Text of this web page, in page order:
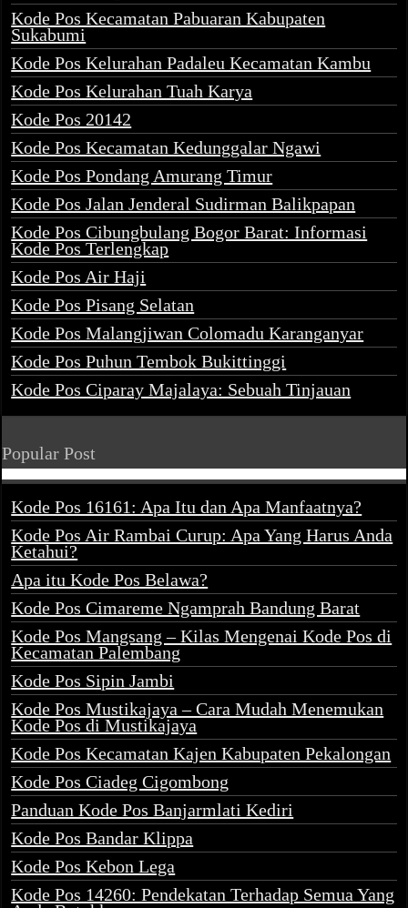
Kode Pos Kecamatan Pabuaran Kabupaten
Sukabumi
Kode Pos Kelurahan Padaleu Kecamatan Kambu
Kode Pos Kelurahan Tuah Karya
Kode Pos 20142
Kode Pos Kecamatan Kedunggalar Ngawi
Kode Pos Pondang Amurang Timur
Kode Pos Jalan Jenderal Sudirman Balikpapan
Kode Pos Cibungbulang Bogor Barat: Informasi
Kode Pos Terlengkap
Kode Pos Air Haji
Kode Pos Pisang Selatan
Kode Pos Malangjiwan Colomadu Karanganyar
Kode Pos Puhun Tembok Bukittinggi
Kode Pos Ciparay Majalaya: Sebuah Tinjauan
Popular Post
Kode Pos 16161: Apa Itu dan Apa Manfaatnya?
Kode Pos Air Rambai Curup: Apa Yang Harus Anda
Ketahui?
Apa itu Kode Pos Belawa?
Kode Pos Cimareme Ngamprah Bandung Barat
Kode Pos Mangsang – Kilas Mengenai Kode Pos di
Kecamatan Palembang
Kode Pos Sipin Jambi
Kode Pos Mustikajaya – Cara Mudah Menemukan
Kode Pos di Mustikajaya
Kode Pos Kecamatan Kajen Kabupaten Pekalongan
Kode Pos Ciadeg Cigombong
Panduan Kode Pos Banjarmlati Kediri
Kode Pos Bandar Klippa
Kode Pos Kebon Lega
Kode Pos 14260: Pendekatan Terhadap Semua Yang